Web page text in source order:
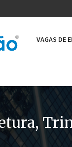
VAGAS DE